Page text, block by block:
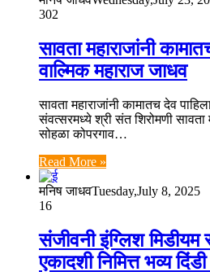
302
सावता महाराजांनी
वाल्मिक महाराज जाधव
सावता महाराजांनी कामातच देव
संवत्सरमध्ये श्री संत शिरोमणी सावता
सोहळा कोपरगाव…
Read More »
मनिष जाधवTuesday,July 8, 2025
16
संजीवनी इंग्लिश
एकादशी निमित्त भव्य